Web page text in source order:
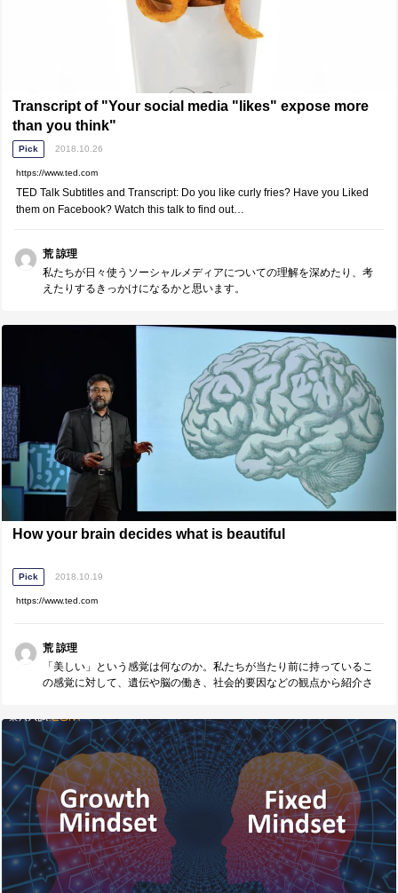
Transcript of "Your social media "likes" expose more
than you think"
Pick 2018.10.26
https://www.ted.com
TED Talk Subtitles and Transcript: Do you like curly fries? Have you Liked
them on Facebook? Watch this talk to find out…
荒 諒理
私たちが日々使うソーシャルメディアについての理解を深めたり、考
えたりするきっかけになるかと思います。
How your brain decides what is beautiful
Pick 2018.10.19
https://www.ted.com
荒 諒理
「美しい」という感覚は何なのか。私たちが当たり前に持っているこ
の感覚に対して、遺伝や脳の働き、社会的要因などの観点から紹介さ
か、といった哲学的な話題にも個人的に興味があります。